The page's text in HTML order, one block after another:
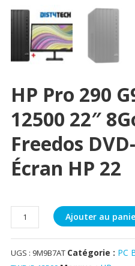
HP Pro 290
12500 22″
Freedos
Écran HP 22
quantité
de
HP
Pro
Ajouter au
UGS : 9M9B7AT Catégorie : PC